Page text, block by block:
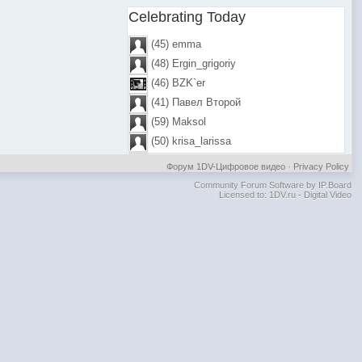
Celebrating Today
(45) emma
(48) Ergin_grigoriy
(46) BZK`er
(41) Павел Второй
(59) Maksol
(50) krisa_larissa
Privacy Policy
Форум 1DV-Цифровое видео·
Community Forum Software by IP.Board
Licensed to: 1DV.ru - Digital Video